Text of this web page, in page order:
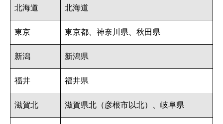
北海道 北海道
東京 東京都、神奈川県、秋田県
新潟 新潟県
福井 福井県
滋賀北 滋賀県北（彦根市以北）、岐阜県